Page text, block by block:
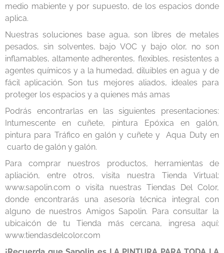
medio mabiente y por supuesto, de los espacios donde
aplica.
Nuestras soluciones base agua, son libres de metales
pesados, sin solventes, bajo VOC y bajo olor, no son
inflamables, altamente adherentes, flexibles, resistentes a
agentes químicos y a la humedad, diluibles en agua y de
fácil aplicación. Son tus mejores aliados, ideales para
proteger los espacios y a quienes más amas
Podrás encontrarlas en las siguientes presentaciones:
Intumescente en cuñete, pintura Epóxica en galón,
pintura para Tráfico en galón y cuñete y Aqua Duty en
cuarto de galón y galón.
Para comprar nuestros productos, herramientas de
apliación, entre otros, visita nuestra Tienda Virtual:
www.sapolin.com o visita nuestras Tiendas Del Color,
donde encontrarás una asesoría técnica integral con
alguno de nuestros Amigos Sapolin. Para consultar la
ubicaicón de tu Tienda más cercana, ingresa aquí:
www.tiendasdelcolor.com